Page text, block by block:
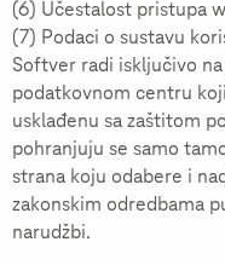
(6) Učestalost pristupa
(7) Podaci o sustavu
Softver radi isključivo
podatkovnom centru
usklađenu sa zaštitom
pohranjuju se samo
strana koju odabere i
zakonskim odredbama
narudžbi.